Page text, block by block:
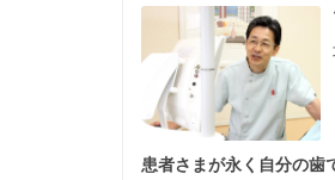
患者さまが永く自分の歯